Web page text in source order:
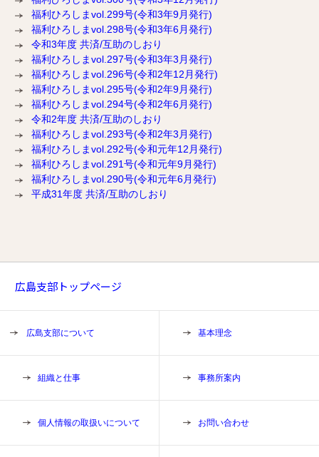
福利ひろしまvol.299号(令和3年9月発行)
福利ひろしまvol.298号(令和3年6月発行)
令和3年度 共済/互助のしおり
福利ひろしまvol.297号(令和3年3月発行)
福利ひろしまvol.296号(令和2年12月発行)
福利ひろしまvol.295号(令和2年9月発行)
福利ひろしまvol.294号(令和2年6月発行)
令和2年度 共済/互助のしおり
福利ひろしまvol.293号(令和2年3月発行)
福利ひろしまvol.292号(令和元年12月発行)
福利ひろしまvol.291号(令和元年9月発行)
福利ひろしまvol.290号(令和元年6月発行)
平成31年度 共済/互助のしおり
広島支部トップページ
広島支部について 基本理念
組織と仕事 事務所案内
個人情報の取扱いについて お問い合わせ